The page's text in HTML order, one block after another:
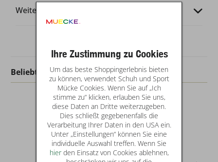
Weitere Infos
Beliebt in dieser Kategorie
Ihre Zustimmung zu Cookies
Um das beste Shoppingerlebnis bieten
zu können, verwendet Schuh und Sport
Mücke Cookies. Wenn Sie auf „Ich
stimme zu“ klicken, erlauben Sie uns,
diese Daten an Dritte weiterzugeben.
Dies schließt gegebenenfalls die
Verarbeitung Ihrer Daten in den USA ein.
Unter „Einstellungen“ können Sie eine
individuelle Auswahl treffen. Wenn Sie
hierden Einsatz von Cookies ablehnen,